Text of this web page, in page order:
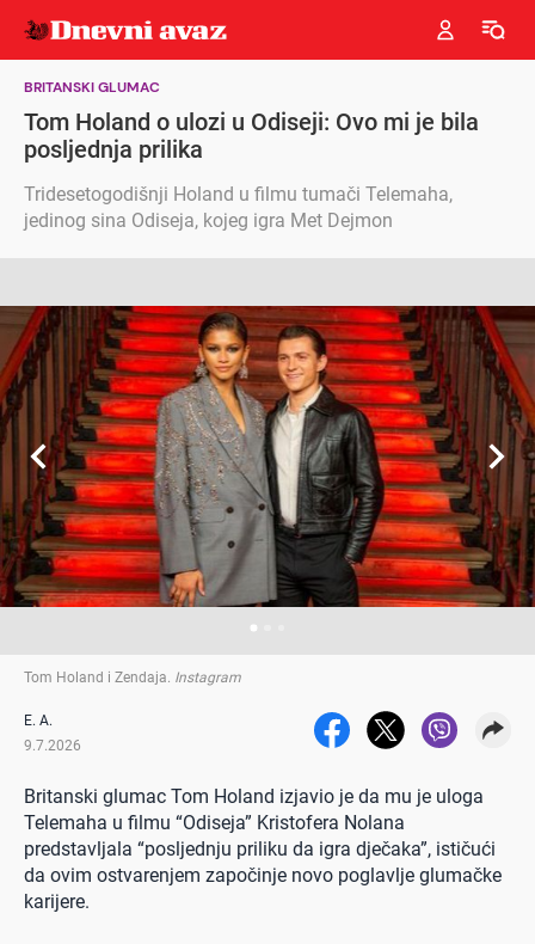
BRITANSKI GLUMAC
Tom Holand o ulozi u Odiseji: Ovo mi je bila
posljednja prilika
Tridesetogodišnji Holand u filmu tumači Telemaha,
jedinog sina Odiseja, kojeg igra Met Dejmon
Tom Holand i Zendaja. Instagram
E. A.
9.7.2026
Britanski glumac Tom Holand izjavio je da mu je uloga
Telemaha u filmu “Odiseja” Kristofera Nolana
predstavljala “posljednju priliku da igra dječaka”, ističući
da ovim ostvarenjem započinje novo poglavlje glumačke
karijere.